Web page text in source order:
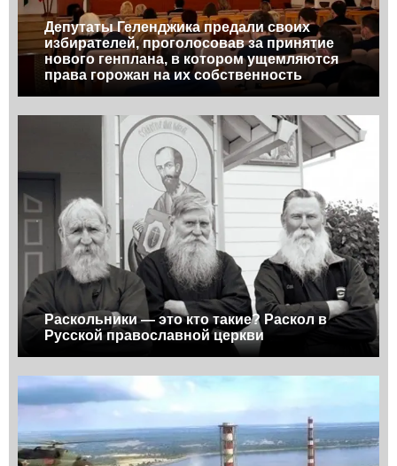
Депутаты Геленджика предали своих
избирателей, проголосовав за принятие
нового генплана, в котором ущемляются
права горожан на их собственность
Раскольники — это кто такие? Раскол в
Русской православной церкви